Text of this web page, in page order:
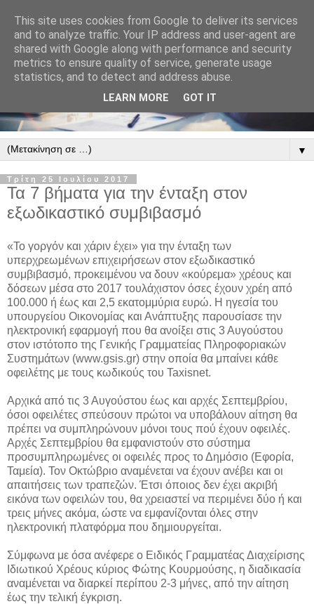
▼
Τρίτη 25 Ιουλίου 2017
Τα 7 βήματα για την ένταξη στον
εξωδικαστικό συμβιβασμό
«Το γοργόν και χάριν έχει» για την ένταξη των
υπερχρεωμένων επιχειρήσεων στον εξωδικαστικό
συμβιβασμό, προκειμένου να δουν «κούρεμα» χρέους και
δόσεων μέσα στο 2017 τουλάχιστον όσες έχουν χρέη από
100.000 ή έως και 2,5 εκατομμύρια ευρώ. Η ηγεσία του
υπουργείου Οικονομίας και Ανάπτυξης παρουσίασε την
ηλεκτρονική εφαρμογή που θα ανοίξει στις 3 Αυγούστου
στον ιστότοπο της Γενικής Γραμματείας Πληροφοριακών
Συστημάτων (www.gsis.gr) στην οποία θα μπαίνει κάθε
οφειλέτης με τους κωδικούς του Taxisnet.
Αρχικά από τις 3 Αυγούστου έως και αρχές Σεπτεμβρίου,
όσοι οφειλέτες σπεύσουν πρώτοι να υποβάλουν αίτηση θα
πρέπει να συμπληρώνουν μόνοι τους πού έχουν οφειλές.
Αρχές Σεπτεμβρίου θα εμφανιστούν στο σύστημα
προσυμπληρωμένες οι οφειλές προς το Δημόσιο (Εφορία,
Ταμεία). Τον Οκτώβριο αναμένεται να έχουν ανέβει και οι
απαιτήσεις των τραπεζών. Έτσι όποιος δεν έχει ακριβή
εικόνα των οφειλών του, θα χρειαστεί να περιμένει δύο ή και
τρεις μήνες ακόμα, ώστε να εμφανίζονται όλες στην
ηλεκτρονική πλατφόρμα που δημιουργείται.
Σύμφωνα με όσα ανέφερε ο Ειδικός Γραμματέας Διαχείρισης
Ιδιωτικού Χρέους κύριος Φώτης Κουρμούσης, η διαδικασία
αναμένεται να διαρκεί περίπου 2-3 μήνες, από την αίτηση
έως την τελική έγκριση.
This site uses cookies from Google to deliver its services
and to analyze traffic. Your IP address and user-agent are
shared with Google along with performance and security
metrics to ensure quality of service, generate usage
statistics, and to detect and address abuse.
LEARN MORE GOT IT